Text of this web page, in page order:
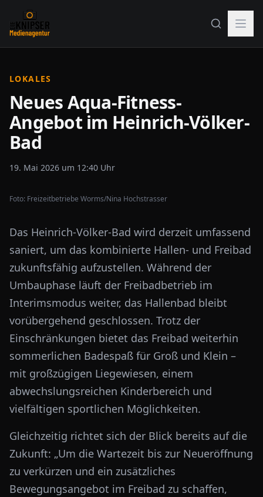
LOKALES
Neues Aqua-Fitness-
Angebot im Heinrich-Völker-
Bad
19. Mai 2026 um 12:40 Uhr
Foto: Freizeitbetriebe Worms/Nina Hochstrasser
Das Heinrich-Völker-Bad wird derzeit umfassend
saniert, um das kombinierte Hallen- und Freibad
zukunftsfähig aufzustellen. Während der
Umbauphase läuft der Freibadbetrieb im
Interimsmodus weiter, das Hallenbad bleibt
vorübergehend geschlossen. Trotz der
Einschränkungen bietet das Freibad weiterhin
sommerlichen Badespaß für Groß und Klein –
mit großzügigen Liegewiesen, einem
abwechslungsreichen Kinderbereich und
vielfältigen sportlichen Möglichkeiten.
Gleichzeitig richtet sich der Blick bereits auf die
Zukunft: „Um die Wartezeit bis zur Neueröffnung
zu verkürzen und ein zusätzliches
Bewegungsangebot im Freibad zu schaffen,